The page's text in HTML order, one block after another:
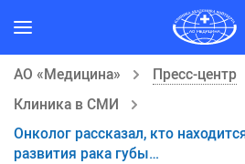
АО «Медицина»
Пресс-центр
Клиника в СМИ
Онколог рассказал, кто
развития рака губы…